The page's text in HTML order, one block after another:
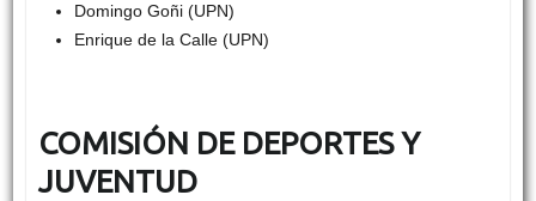
Domingo Goñi (UPN)
Enrique de la Calle (UPN)
COMISIÓN DE DEPORTES Y
JUVENTUD